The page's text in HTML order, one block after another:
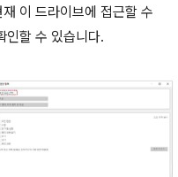
이 드라이브에 접근할 수
인할 수 있습니다.